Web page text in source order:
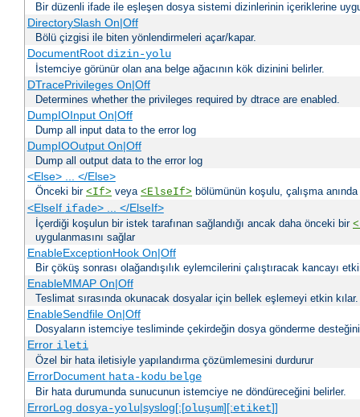
Bir düzenli ifade ile eşleşen dosya sistemi dizinlerinin içeriklerine
DirectorySlash On|Off
Bölü çizgisi ile biten yönlendirmeleri açar/kapar.
DocumentRoot dizin-yolu
İstemciye görünür olan ana belge ağacının kök dizinini belirler.
DTracePrivileges On|Off
Determines whether the privileges required by dtrace are enabled.
DumpIOInput On|Off
Dump all input data to the error log
DumpIOOutput On|Off
Dump all output data to the error log
<Else> ... </Else>
Önceki bir <If> veya <ElseIf> bölümünün koşulu, çalışma
<ElseIf ifade> ... </ElseIf>
İçerdiği koşulun bir istek tarafınan sağlandığı ancak daha önceki bir
uygulanmasını sağlar
EnableExceptionHook On|Off
Bir çöküş sonrası olağandışılık eylemcilerini çalıştıracak kancayı
EnableMMAP On|Off
Teslimat sırasında okunacak dosyalar için bellek eşlemeyi etkin kılar.
EnableSendfile On|Off
Dosyaların istemciye tesliminde çekirdeğin dosya gönderme
Error ileti
Özel bir hata iletisiyle yapılandırma çözümlemesini durdurur
ErrorDocument hata-kodu belge
Bir hata durumunda sunucunun istemciye ne döndüreceğini belirler.
ErrorLog dosya-yolu|syslog[:[oluşum][:etiket]]